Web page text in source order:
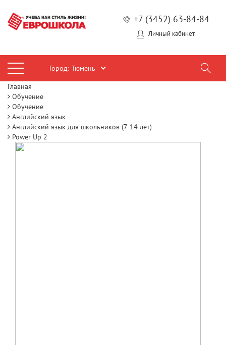
+7 (3452) 63-84-84
Личный кабинет
Город: Тюмень
Главная
Обучение
Обучение
Английский язык
Английский язык для школьников (7-14 лет)
Power Up 2